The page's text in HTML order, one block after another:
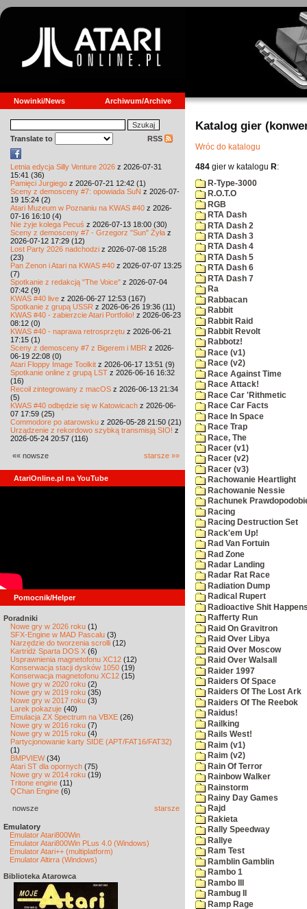
Nowinki/News Archiwum/Archive
Translate to RSS
Letnia edycja Silly Venture 2026 z 2026-07-31
15:41 (36)
Pamięci Jurgiego z 2026-07-21 12:42 (1)
Sceny z demosceny #7: opowiada SuN z 2026-07-
19 15:24 (2)
Atari Muzeum w Poznaniu na KWAS #40 z 2026-
07-16 16:10 (4)
Nie żyje kolega Pecuś z 2026-07-13 18:00 (30)
Sceny z demosceny #7 - Grzegorz "Sun" Żyła z
2026-07-12 17:29 (12)
Lost Party 2026 nadchodzi z 2026-07-08 15:28
(23)
Pan Zenon i Atari na KWAS #40 z 2026-07-07 13:25
(7)
Spotkanie z redakcją "The Voice" z 2026-07-04
07:42 (9)
KWAS #40 live z 2026-06-27 12:53 (167)
Spotkanie z grupą USSR z 2026-06-26 19:36 (11)
KWAS #40 - zabierzcie Atari Portfolio! z 2026-06-23
08:12 (0)
KWAS #40 - naprawa retrosprzętu z 2026-06-21
17:15 (1)
Sceny z demosceny #7 z Bigerem i MBR z 2026-
06-19 22:08 (0)
Atari Floppy Image Toolkit z 2026-06-17 13:51 (9)
Spotkanie online z grupą LST z 2026-06-16 16:32
(16)
Recoil zintegrowany z macOS z 2026-06-13 21:34
(5)
KWAS #40 odbędzie się w Katowicach z 2026-06-
07 17:59 (25)
Commodore po atarowsku z 2026-05-28 21:50 (21)
Urządzenie z rekordowo szybką transmisją SIO! z
2026-05-24 20:57 (116)
«« nowsze starsze »»
AtariOnline.pl na YouTube
Pomocnik/Helper
Poradniki
Nowe gry w 2026 roku (1)
SFX-Engine w MAD Pascalu (3)
Narzędzie do tworzenia scrolli (12)
Kartridż Sparta DOS X (6)
Usprawnienia magnetofonu XC12 (12)
Konserwacja stacji dysków 1050 (19)
Konserwacja magnetofonu XC12 (15)
Nowe gry w 2020 roku (2)
Nowe gry w 2019 roku (35)
Nowe gry w 2017 roku (3)
Larek pokazuje (40)
Emulacja ZX Spectrum na VBXE (26)
Nowe gry w 2016 roku (7)
Nowe gry w 2015 roku (4)
Partycjonowanie karty SIDE (APT/FAT16/FAT32)
(1)
BMPVIEW(34)
Atari ST dla opornych (75)
Nowe gry w 2014 roku (19)
Tritone engine (11)
QChan Engine (6)
nowsze starsze
Emulatory
Emulator Atari800Win
Emulator Atari800Win PLus 4.0 (Windows)
Emulator Atari++ (multiplatform)
Emulator Altirra (Windows)
Biblioteka Atarowca
Katalog gier
Wróc do katalogu
484 gier w katalogu R:
R-Type-3000
R.O.T.O
RGB
RTA Dash
RTA Dash 2
RTA Dash 3
RTA Dash 4
RTA Dash 5
RTA Dash 6
RTA Dash 7
Ra
Rabbacan
Rabbit
Rabbit Raid
Rabbit Revolt
Rabbotz!
Race (v1)
Race (v2)
Race Against Time
Race Attack!
Race Car 'Rithmetic
Race Car Facts
Race In Space
Race Trap
Race, The
Racer (v1)
Racer (v2)
Racer (v3)
Rachowanie Heartlight
Rachowanie Nessie
Rachunek
Racing
Racing Destruction Set
Rack'em Up!
Rad Van Fortuin
Rad Zone
Radar Landing
Radar Rat Race
Radiation Dump
Radical Rupert
Radioactive Shit
Rafferty Run
Raid On Gravitron
Raid Over Libya
Raid Over Moscow
Raid Over Walsall
Raider 1997
Raiders Of Space
Raiders Of The Lost Ark
Raiders Of The Reebok
Raidus!
Railking
Rails West!
Raim (v1)
Raim (v2)
Rain Of Terror
Rainbow Walker
Rainstorm
Rainy Day Games
Rajd
Rakieta
Rally Speedway
Rallye
Ram Test
Ramblin Gamblin
Rambo 1
Rambo III
Rambug II
Ramp Rage